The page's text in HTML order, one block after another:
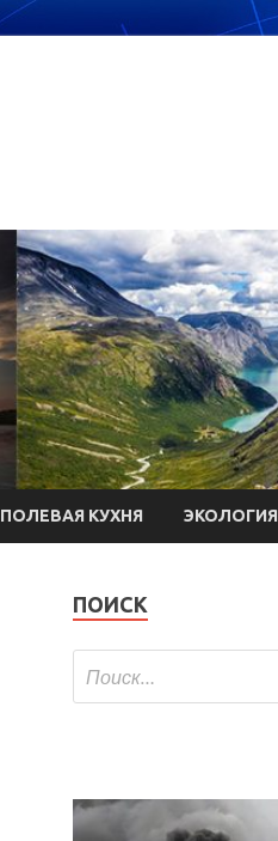
ПОЛЕВАЯ КУХНЯ ЭКОЛОГИЯ
ПОИСК